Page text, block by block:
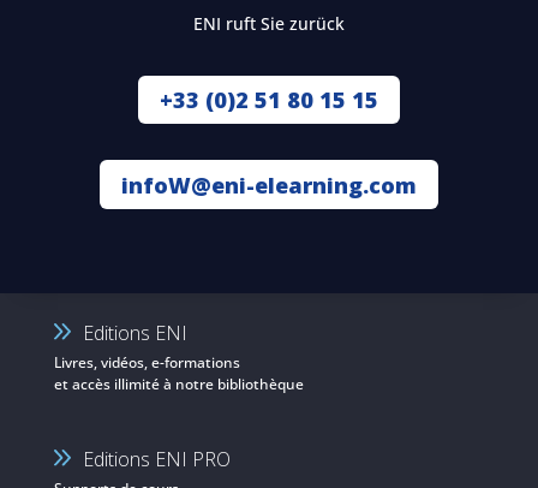
ENI ruft Sie zurück
+33 (0)2 51 80 15 15
infoW@eni-elearning.com
Editions ENI
Livres, vidéos, e-formations
et accès illimité à notre bibliothèque
Editions ENI PRO